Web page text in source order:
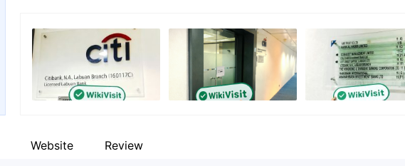
empleyado ng kumpanya
Website Review